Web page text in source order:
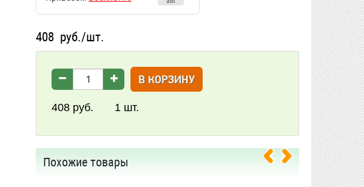
408 руб./шт.
В КОРЗИНУ
408 руб. 1 шт.
Похожие товары